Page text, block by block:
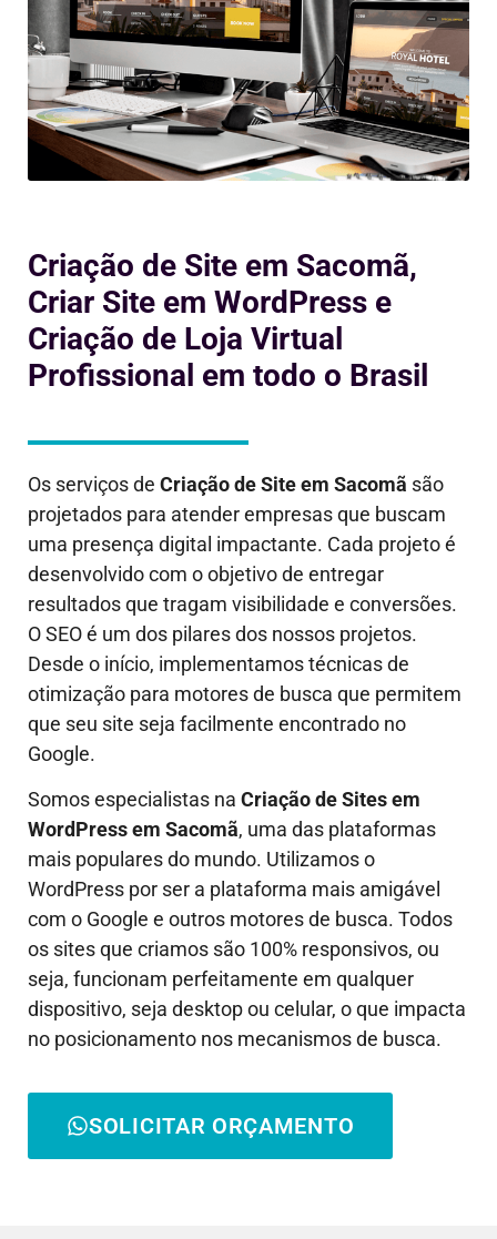
Criação de Site em Sacomã,
Criar Site em WordPress e
Criação de Loja Virtual
Profissional em todo o Brasil
Os serviços de Criação de Site em Sacomã são
projetados para atender empresas que buscam
uma presença digital impactante. Cada projeto é
desenvolvido com o objetivo de entregar
resultados que tragam visibilidade e conversões.
O SEO é um dos pilares dos nossos projetos.
Desde o início, implementamos técnicas de
otimização para motores de busca que permitem
que seu site seja facilmente encontrado no
Google.
Somos especialistas na Criação de Sites em
WordPress em Sacomã, uma das plataformas
mais populares do mundo. Utilizamos o
WordPress por ser a plataforma mais amigável
com o Google e outros motores de busca. Todos
os sites que criamos são 100% responsivos, ou
seja, funcionam perfeitamente em qualquer
dispositivo, seja desktop ou celular, o que impacta
no posicionamento nos mecanismos de busca.
SOLICITAR ORÇAMENTO